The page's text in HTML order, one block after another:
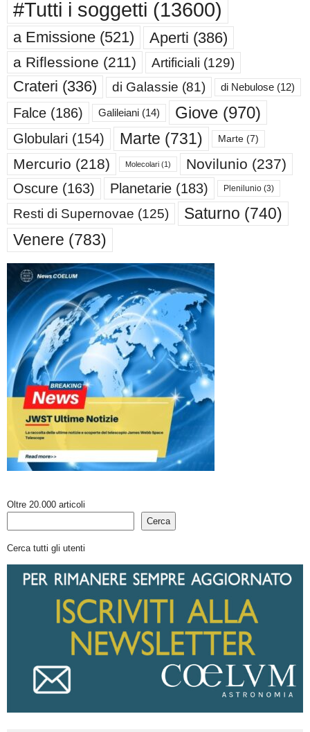
#Tutti i soggetti (13600)
a Emissione (521) Aperti (386)
a Riflessione (211) Artificiali (129)
Crateri (336) di Galassie (81) di Nebulose (12)
Falce (186) Galileiani (14) Giove (970)
Globulari (154) Marte (731) Marte (7)
Mercurio (218) Molecolari (1) Novilunio (237)
Oscure (163) Planetarie (183) Plenilunio (3)
Resti di Supernovae (125) Saturno (740)
Venere (783)
Oltre 20.000 articoli
Cerca
Cerca tutti gli utenti